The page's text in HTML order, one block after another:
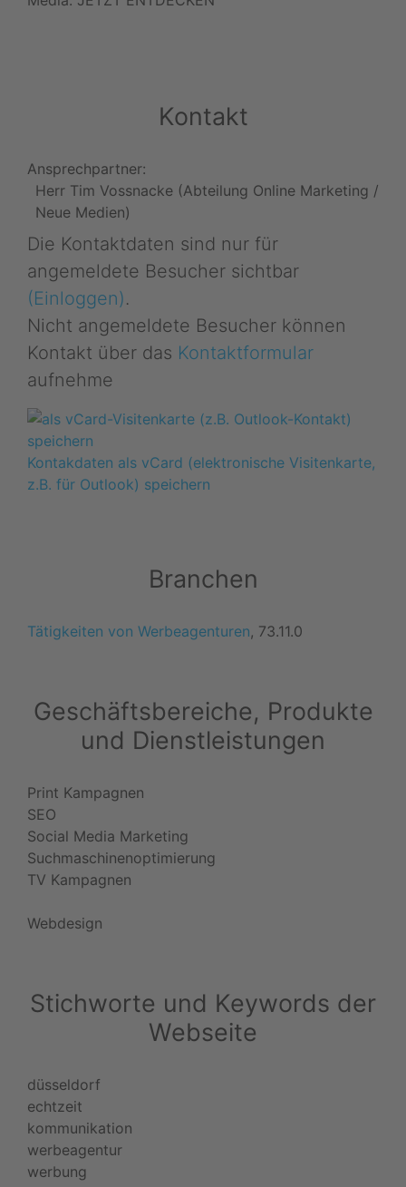
Kontakt
Ansprechpartner:
Herr Tim Vossnacke (Abteilung Online Marketing /
Neue Medien)
Die Kontaktdaten sind nur für
angemeldete Besucher sichtbar
(Einloggen).
Nicht angemeldete Besucher können
Kontakt über das Kontaktformular
aufnehme
Kontakdaten als vCard (elektronische Visitenkarte,
z.B. für Outlook) speichern
Branchen
Tätigkeiten von Werbeagenturen, 73.11.0
Geschäftsbereiche, Produkte
und Dienstleistungen
Print Kampagnen
SEO
Social Media Marketing
Suchmaschinenoptimierung
TV Kampagnen
Webdesign
Stichworte und Keywords der
Webseite
düsseldorf
echtzeit
kommunikation
werbeagentur
werbung